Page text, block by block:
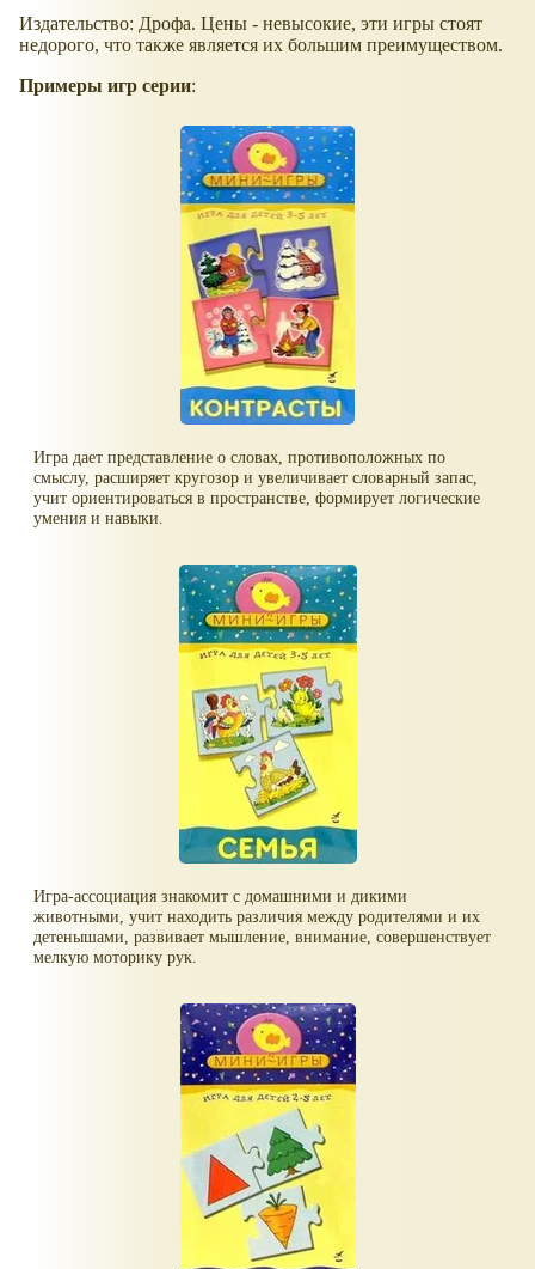
Издательство: Дрофа. Цены - невысокие, эти игры стоят
недорого, что также является их большим преимуществом.
Примеры игр серии:
Игра дает представление о словах, противоположных по
смыслу, расширяет кругозор и увеличивает словарный запас,
учит ориентироваться в пространстве, формирует логические
умения и навыки.
Игра-ассоциация знакомит с домашними и дикими
животными, учит находить различия между родителями и их
детенышами, развивает мышление, внимание, совершенствует
мелкую моторику рук.